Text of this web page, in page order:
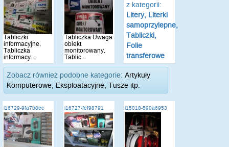
Tabliczki
informacyjne,
Tabliczka
informacy...
Tabliczka Uwaga
obiekt
monitorowany,
Tablic...
z kategorii:
Litery, Literki
samoprzylepne,
Tabliczki,
Folie
transferowe
Zobacz również podobne kategorie: Artykuły
Komputerowe, Eksploatacyjne, Tusze itp.
i16729-9fa7b8ec i16727-fef98791 i15018-590a6953